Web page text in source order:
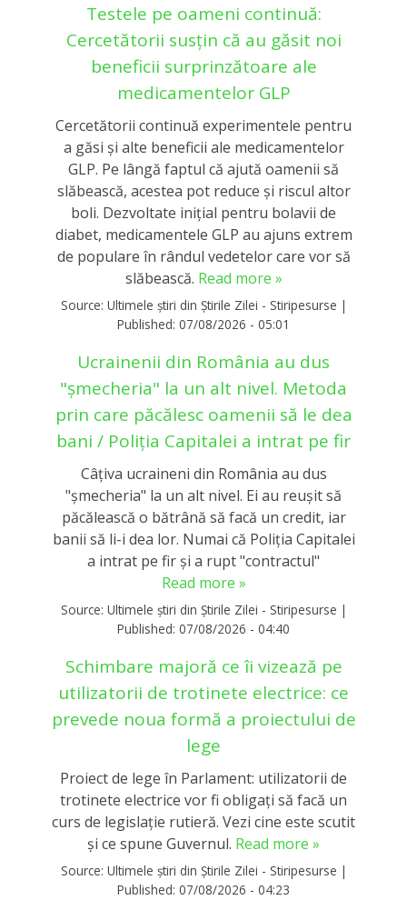
Testele pe oameni continuă:
Cercetătorii susțin că au găsit noi
beneficii surprinzătoare ale
medicamentelor GLP
Cercetătorii continuă experimentele pentru
a găsi și alte beneficii ale medicamentelor
GLP. Pe lângă faptul că ajută oamenii să
slăbească, acestea pot reduce și riscul altor
boli. Dezvoltate inițial pentru bolavii de
diabet, medicamentele GLP au ajuns extrem
de populare în rândul vedetelor care vor să
slăbească. Read more »
Source: Ultimele știri din Știrile Zilei - Stiripesurse |
Published: 07/08/2026 - 05:01
Ucrainenii din România au dus
"șmecheria" la un alt nivel. Metoda
prin care păcălesc oamenii să le dea
bani / Poliția Capitalei a intrat pe fir
Câțiva ucraineni din România au dus
"șmecheria" la un alt nivel. Ei au reușit să
păcălească o bătrână să facă un credit, iar
banii să li-i dea lor. Numai că Poliția Capitalei
a intrat pe fir și a rupt "contractul"
Read more »
Source: Ultimele știri din Știrile Zilei - Stiripesurse |
Published: 07/08/2026 - 04:40
Schimbare majoră ce îi vizează pe
utilizatorii de trotinete electrice: ce
prevede noua formă a proiectului de
lege
Proiect de lege în Parlament: utilizatorii de
trotinete electrice vor fi obligați să facă un
curs de legislație rutieră. Vezi cine este scutit
și ce spune Guvernul. Read more »
Source: Ultimele știri din Știrile Zilei - Stiripesurse |
Published: 07/08/2026 - 04:23